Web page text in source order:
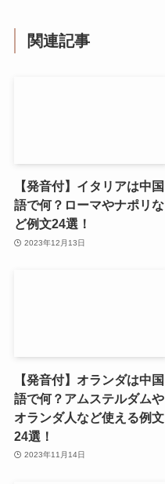
関連記事
【発音付】イタリアは中国
語で何？ローマやナポリな
ど例文24選！
2023年12月13日
【発音付】オランダは中国
語で何？アムステルダムや
オランダ人など使える例文
24選！
2023年11月14日